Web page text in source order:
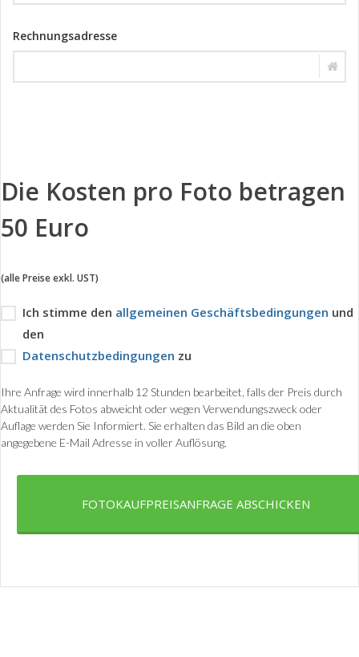
Rechnungsadresse
Die Kosten pro Foto betragen
50 Euro
(alle Preise exkl. UST)
Ich stimme den allgemeinen Geschäftsbedingungen und
den
Datenschutzbedingungen zu
Ihre Anfrage wird innerhalb 12 Stunden bearbeitet, falls der Preis durch
Aktualität des Fotos abweicht oder wegen Verwendungszweck oder
Auflage werden Sie Informiert. Sie erhalten das Bild an die oben
angegebene E-Mail Adresse in voller Auflösung.
FOTOKAUFPREISANFRAGE ABSCHICKEN